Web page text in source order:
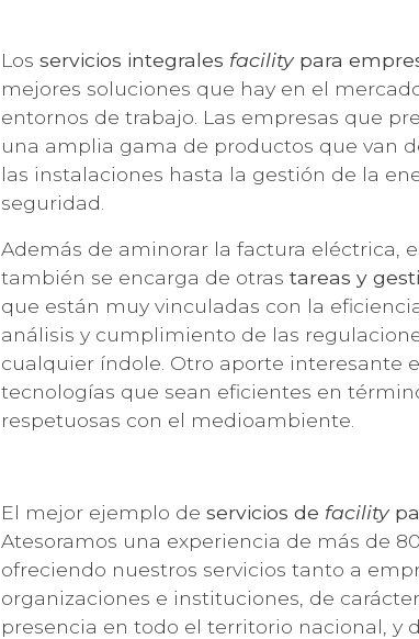
Losservicios integrales facilitypara
mejores soluciones que hay en el
entornos de trabajo. Las empresas que
una amplia gama de productos que van
las instalaciones hasta la gestión de la
seguridad.
Además de aminorar la factura eléctrica,
también se encarga de otrastareas y
que están muy vinculadas con la
análisis y cumplimiento de las
cualquier índole. Otro aporte interesante
tecnologías que sean eficientes en
respetuosas con el medioambiente.
El mejor ejemplo deservicios de facility
Atesoramos una experiencia de más de
ofreciendo nuestros servicios tanto a
organizaciones e instituciones, de
presencia en todo el territorio nacional, y